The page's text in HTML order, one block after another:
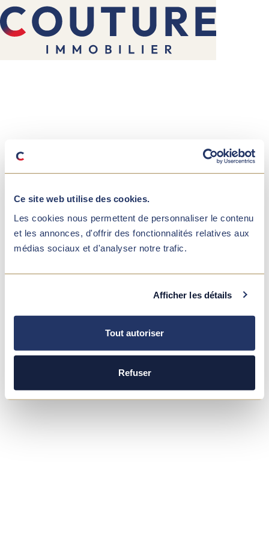
Ce site web utilise des cookies.
Les cookies nous permettent de personnaliser le contenu
et les annonces, d'offrir des fonctionnalités relatives aux
médias sociaux et d'analyser notre trafic.
Afficher les détails
Tout autoriser
Refuser